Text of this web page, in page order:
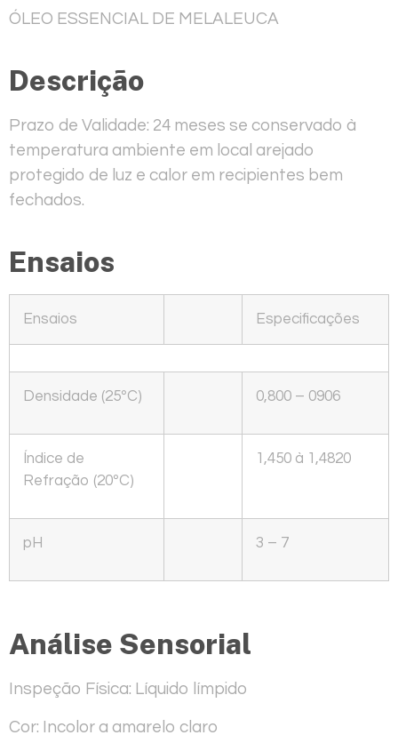
ÓLEO ESSENCIAL DE MELALEUCA
Descrição
Prazo de Validade: 24 meses se conservado à
temperatura ambiente em local arejado
protegido de luz e calor em recipientes bem
fechados.
Ensaios
Ensaios Especificações
Densidade (25ºC) 0,800 – 0906
Índice de
Refração (20ºC)
1,450 à 1,4820
pH 3 – 7
Análise Sensorial
Inspeção Física: Líquido límpido
Cor: Incolor a amarelo claro